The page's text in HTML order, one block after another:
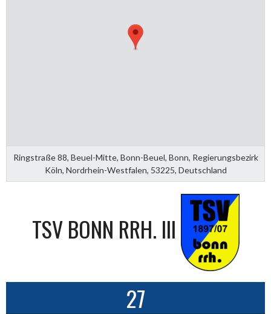
Ringstraße 88, Beuel-Mitte, Bonn-Beuel, Bonn, Regierungsbezirk
Köln, Nordrhein-Westfalen, 53225, Deutschland
TSV BONN RRH. III
27